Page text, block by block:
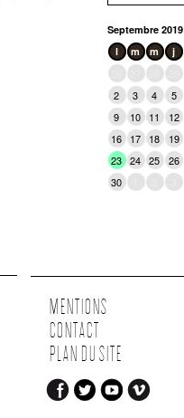
Septembre 2019
l m m j
2
3 4 5
9
10 11 12
16
17 18 19
23 24 25 26
30
MENTIONS
CONTACT
PLAN DU SITE